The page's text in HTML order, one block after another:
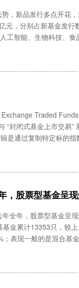
，新品发行多点开花
元，分别占新基金发
工智能、生物科技、
Traded
“封闭式基金上市交易
是通过复制特定标的
，股票型基金呈
年全年，股票型基金
金累计13353只，较
表现一般的是混合基